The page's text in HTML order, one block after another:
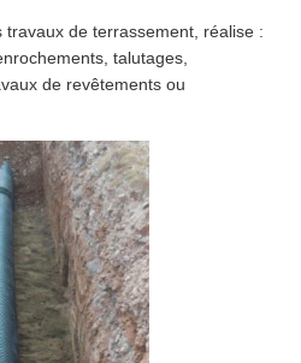
de terrassement, réalise :
talutages,
de revêtements ou